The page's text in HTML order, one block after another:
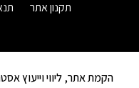
תקנון אתר
הקמת אתר, ליווי וייעוץ